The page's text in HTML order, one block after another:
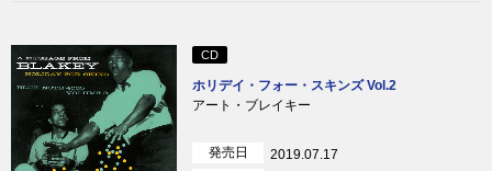
CD
ホリデイ・フォー・スキンズ Vol.2
アート・ブレイキー
発売日
2019.07.17